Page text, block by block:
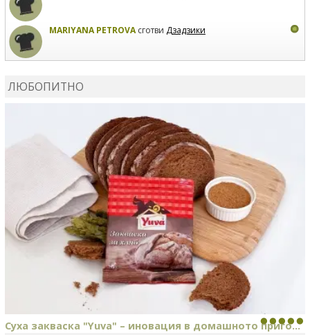
MARIYANA PETROVAсготви Дзадзики
ЛЮБОПИТНО
Суха закваска "Yuva" – иновация в домашното приго...